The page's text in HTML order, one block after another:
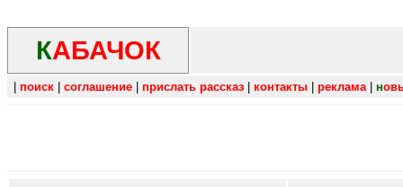
КАБАЧОК
поиск соглашение прислать рассказ контакты реклама| н